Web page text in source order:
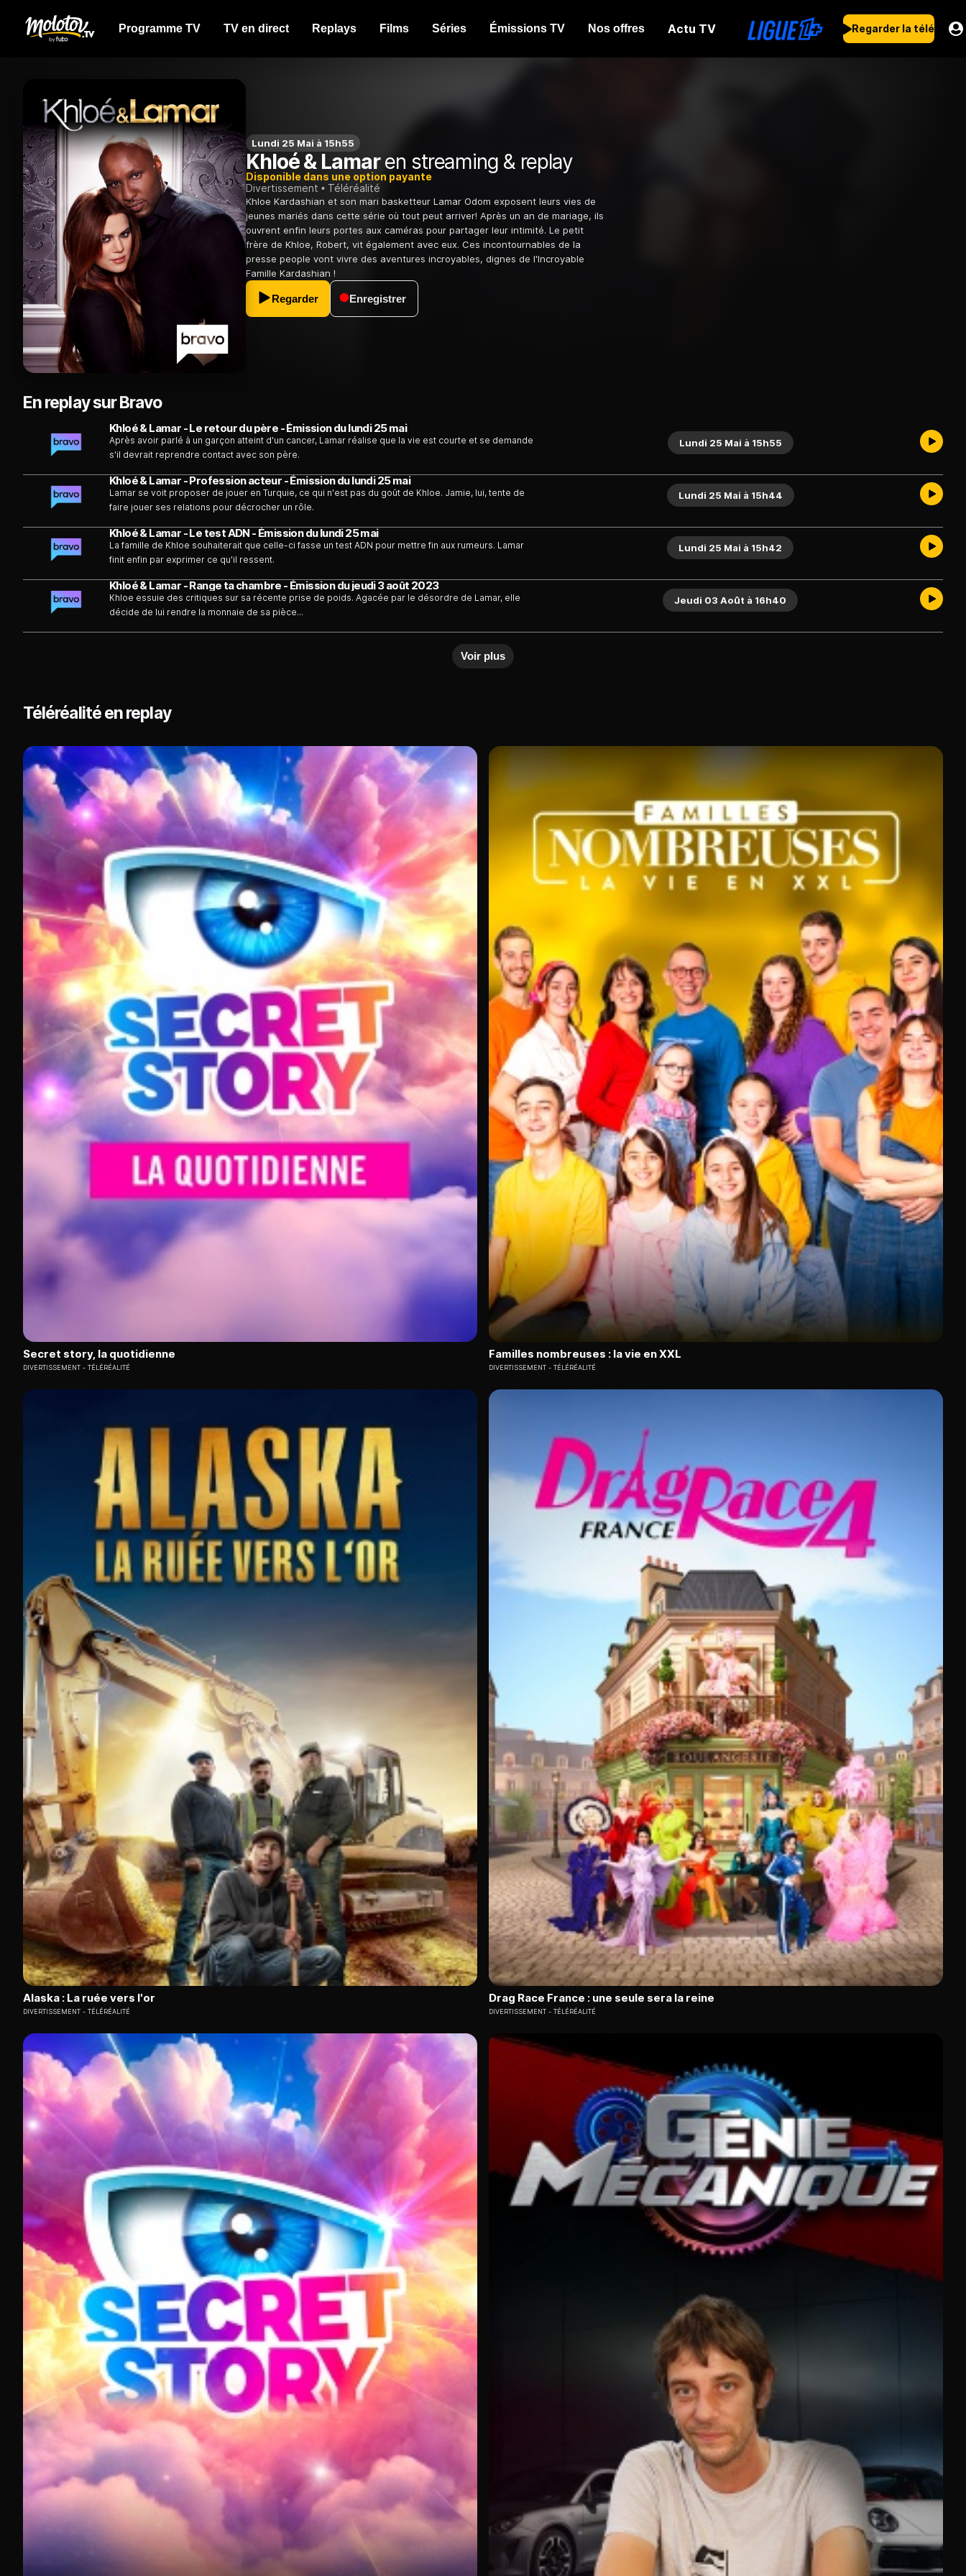
Programme TV TV en direct Replays Films Séries Émissions TV Nos offres Actu TV Regarder la télé
Lundi 25 Mai à 15h55
Khloé & Lamaren streaming & replay
Disponible dans une option payante
Divertissement
Téléréalité
Khloe Kardashian et son mari basketteur Lamar Odom exposent leurs vies de
jeunes mariés dans cette série où tout peut arriver! Après un an de mariage, ils
ouvrent enfin leurs portes aux caméras pour partager leur intimité. Le petit
frère de Khloe, Robert, vit également avec eux. Ces incontournables de la
presse people vont vivre des aventures incroyables, dignes de l'Incroyable
Famille Kardashian !
Regarder Enregistrer
En replay sur Bravo
Khloé & Lamar - Le retour du père - Émission du lundi 25 mai
Après avoir parlé à un garçon atteint d'un cancer, Lamar réalise que la vie est courte et se demande
s'il devrait reprendre contact avec son père.
Lundi 25 Mai à 15h55
Khloé & Lamar - Profession acteur - Émission du lundi 25 mai
Lamar se voit proposer de jouer en Turquie, ce qui n'est pas du goût de Khloe. Jamie, lui, tente de
faire jouer ses relations pour décrocher un rôle.
Lundi 25 Mai à 15h44
Khloé & Lamar - Le test ADN - Émission du lundi 25 mai
La famille de Khloe souhaiterait que celle-ci fasse un test ADN pour mettre fin aux rumeurs. Lamar
finit enfin par exprimer ce qu'il ressent.
Lundi 25 Mai à 15h42
Khloé & Lamar - Range ta chambre - Émission du jeudi 3 août 2023
Khloe essuie des critiques sur sa récente prise de poids. Agacée par le désordre de Lamar, elle
décide de lui rendre la monnaie de sa pièce...
Jeudi 03 Août à 16h40
Voir plus
Téléréalité en replay
Secret story, la quotidienne
DIVERTISSEMENT TÉLÉRÉALITÉ
Familles nombreuses : la vie en XXL
DIVERTISSEMENT TÉLÉRÉALITÉ
Alaska : La ruée vers l'or
DIVERTISSEMENT TÉLÉRÉALITÉ
Drag Race France : une seule sera la reine
DIVERTISSEMENT TÉLÉRÉALITÉ